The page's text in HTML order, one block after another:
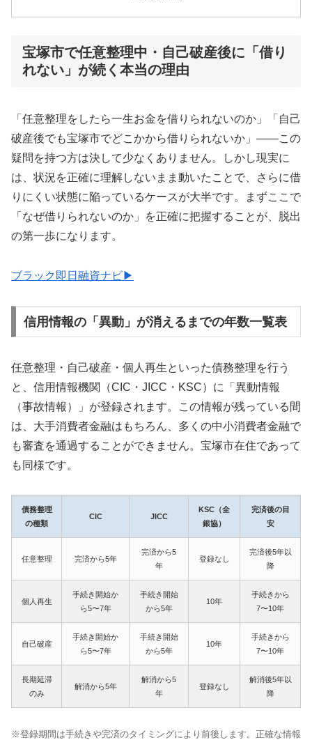
宝塚市で任意整理中・自己破産後に「借り
れない」が続く本当の理由
「任意整理をしたら一生お金を借りられないのか」「自己
破産後でも宝塚市でどこかから借りられないか」——この
疑問を持つ方は決して少なくありません。しかし現実に
は、状況を正確に理解しないまま動いたことで、さらに借
りにくい状態に陥っているケースが大半です。まずここで
「なぜ借りられないのか」を正確に把握することが、脱出
の第一歩になります。
ブラック即日融資ナビ▶
信用情報の「異動」が消えるまでの年数一覧表
任意整理・自己破産・個人再生といった債務整理を行う
と、信用情報機関（CIC・JICC・KSC）に「異動情報
（事故情報）」が登録されます。この情報が残っている間
は、大手消費者金融はもちろん、多くの中小消費者金融で
も審査を通過することができません。宝塚市在住であって
も同様です。
債務整理
の種類
CIC JICC
KSC（全
銀協）
完済後の目
安
任意整理 完済から5年
完済から5
年
登録なし
完済後5年以
降
個人再生
手続き開始か
ら5〜7年
手続き開始
から5年
10年
手続きから
7〜10年
自己破産
手続き開始か
ら5〜7年
手続き開始
から5年
10年
手続きから
7〜10年
長期延滞
のみ
解消から5年
解消から5
年
登録なし
解消後5年以
降
※登録期間は手続きや完済のタイミングにより前後します。正確な情報